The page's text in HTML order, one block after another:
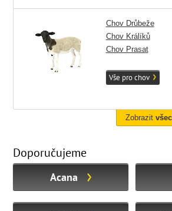
Chov Drůbeže
Chov Králíků
Chov Prasat
Vše pro chov
Zobrazit
Doporučujeme
Acana